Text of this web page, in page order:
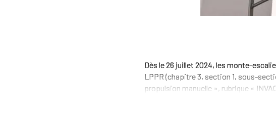
Dès le 26 juillet 2024, les monte-
LPPR (chapitre 3, section 1, sous-
propulsion manuelle », rubrique «